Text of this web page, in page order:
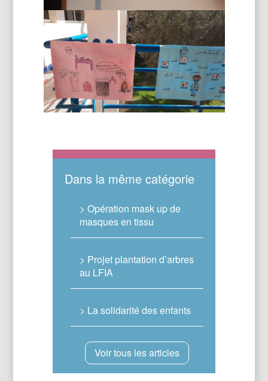
Dans la même catégorie
> Opération mask up de
masques en tissu
> Projet plantation d’arbres
au LFIA
> La solidarité des enfants
Voir tous les articles